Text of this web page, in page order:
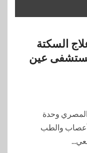
السكتة
عين
المصري وحدة
والطب